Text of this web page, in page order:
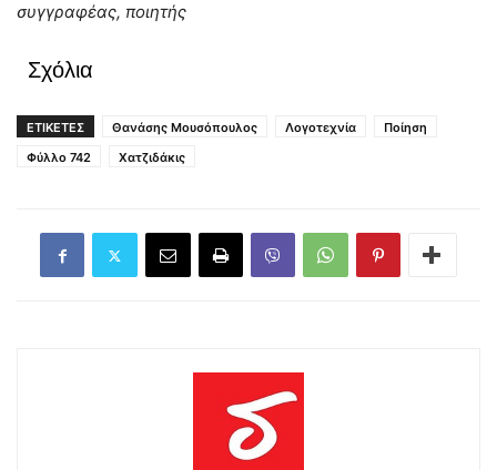
συγγραφέας, ποιητής
Σχόλια
ΕΤΙΚΕΤΕΣ Θανάσης Μουσόπουλος Λογοτεχνία
Ποίηση
Φύλλο 742
Χατζιδάκις